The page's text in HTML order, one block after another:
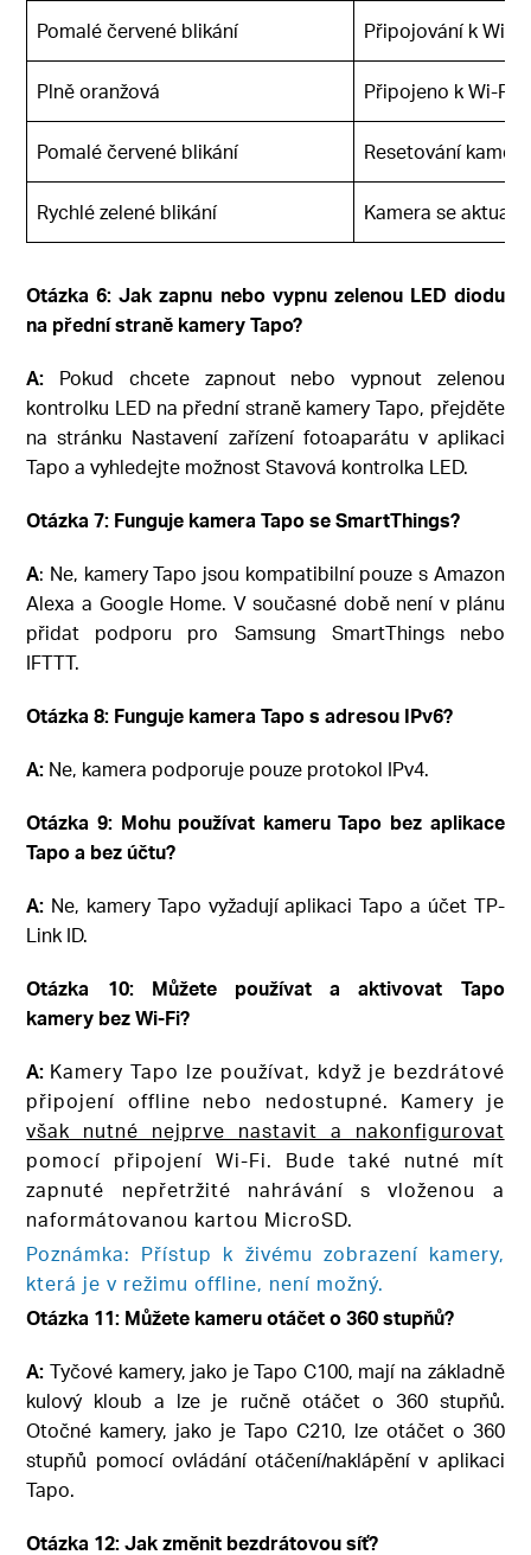
Pomalé červené blikání
Připojování k Wi-Fi
Plně oranžová Připojeno k Wi-Fi
Pomalé červené blikání Resetování kamery
Rychlé zelené blikání Kamera se
Otázka 6: Jak zapnu nebo vypnu zelenou LED diodu
na přední straně kamery Tapo?
A: Pokud chcete zapnout nebo vypnout zelenou
kontrolku LED na přední straně kamery Tapo, přejděte
na stránku Nastavení zařízení fotoaparátu v aplikaci
Tapo a vyhledejte možnost Stavová kontrolka LED.
Otázka 7: Funguje kamera Tapo se SmartThings?
A: Ne, kamery Tapo jsou kompatibilní pouze s Amazon
Alexa a Google Home. V současné době není v plánu
přidat podporu pro Samsung SmartThings nebo
IFTTT.
Otázka 8: Funguje kamera Tapo s adresou IPv6?
A: Ne, kamera podporuje pouze protokol IPv4.
Otázka 9: Mohu používat kameru Tapo bez aplikace
Tapo a bez účtu?
A: Ne, kamery Tapo vyžadují aplikaci Tapo a účet TP-
Link ID.
Otázka 10: Můžete používat a aktivovat Tapo
kamery bez Wi-Fi?
A: Kamery Tapo lze používat, když je bezdrátové
připojení offline nebo nedostupné. Kamery je
však nutné nejprve nastavit a nakonfigurovat
pomocí připojení Wi-Fi. Bude také nutné mít
zapnuté nepřetržité nahrávání s vloženou a
naformátovanou kartou MicroSD.
Poznámka: Přístup k živému zobrazení kamery,
která je v režimu offline, není možný.
Otázka 11: Můžete kameru otáčet o 360 stupňů?
A: Tyčové kamery, jako je Tapo C100, mají na základně
kulový kloub a lze je ručně otáčet o 360 stupňů.
Otočné kamery, jako je Tapo C210, lze otáčet o 360
stupňů pomocí ovládání otáčení/naklápění v aplikaci
Tapo.
Otázka 12: Jak změnit bezdrátovou síť?